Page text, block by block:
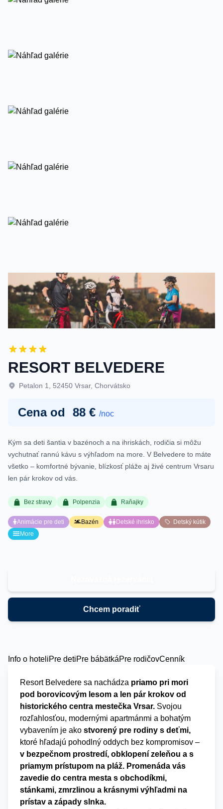
RESORT BELVEDERE
Petalon 1, 52450 Vrsar, Chorvátsko
Cena od 88 € /noc
Kým sa deti šantia v bazénoch a na ihriskách, rodičia si môžu
vychutnať rannú kávu s výhľadom na more. V Belvedere to máte
všetko – komfortné bývanie, blízkosť pláže aj živé centrum Vrsaru
len pár krokov od vás.
Bez stravy Polpenzia Raňajky
Animácie pre deti Bazén Detské ihrisko
Detský kútik
More
Chcem poradiť
Info o hoteliPre detiPre bábätkáPre rodičovCenník
Resort Belvedere sa nachádza priamo pri mori
pod borovicovým lesom a len pár krokov od
historického centra mestečka Vrsar. Svojou
rozľahlosťou, modernými apartmánmi a bohatým
vybavením je ako stvorený pre rodiny s deťmi,
ktoré hľadajú pohodlný oddych bez kompromisov –
v bezpečnom prostredí, obklopení zeleňou a s
priamym prístupom na pláž. Promenáda vás
zavedie do centra mesta s obchodíkmi,
stánkami, zmrzlinou a krásnymi výhľadmi na
prístav a západy slnka.